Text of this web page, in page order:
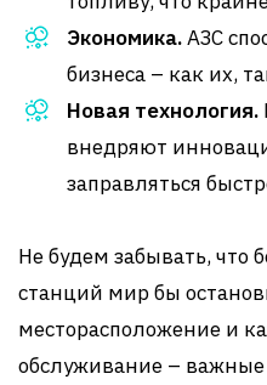
Экономика.АЗС
бизнеса – как их,
Новая технология.
внедряют
заправляться
Не будем забывать, что
станций мир бы
месторасположение и
обслуживание –